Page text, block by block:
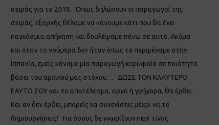
σειράς για το 2018. Όπως δηλώνουν οι παραγωγοί της
σειράς, εξαρχής θέλαμε να κάνουμε κάτι που θα έχει
παγκόσμια απήχηση και δουλέψαμε πάνω σε αυτό. Ακόμα
και όταν τα νούμερα δεν ήταν όπως τα περιμέναμε στην
Ισπανία, εμείς κάναμε μία παραγωγή κορυφαία σε ποιότητα
βάσει του αρχικού μας στόχου… ΔΩΣΕ ΤΟΝ ΚΑΛΥΤΕΡΟ
ΕΑΥΤΟ ΣΟΥ και το αποτέλεσμα, αργά ή γρήγορα, θα έρθει.
Και αν δεν έρθει, μπορείς να συνεχίσεις μέχρι να το
δημιουργήσεις! Για όσους δε γνωρίζουν περί τίνος